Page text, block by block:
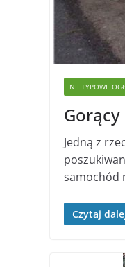
NIETYPOWE
Jedną z
samochód
Czytaj